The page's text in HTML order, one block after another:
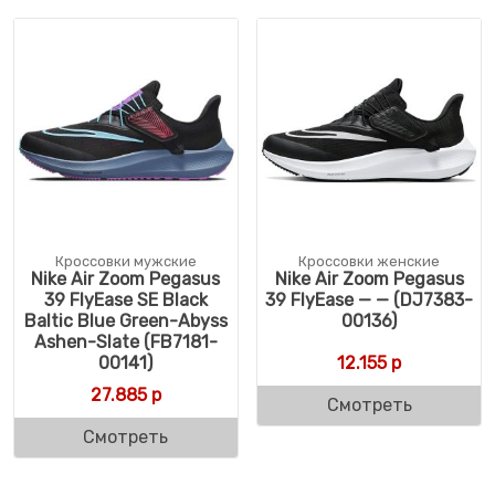
Кроссовки мужские
Nike Air Zoom Pegasus
39 FlyEase SE Black
Baltic Blue Green-Abyss
Ashen-Slate (FB7181-
00141)
27.885р
Смотреть
Кроссовки женские
Nike Air Zoom Pegasus
39 FlyEase — — (DJ7383-
00136)
12.155р
Смотреть